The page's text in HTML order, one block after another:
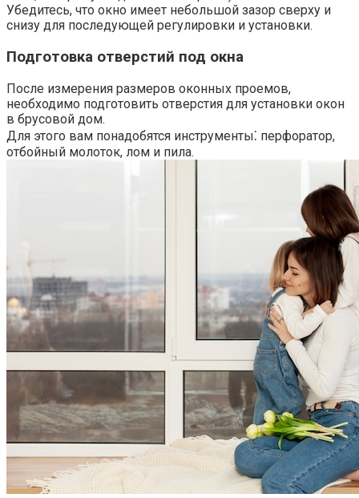
Убедитесь, что окно имеет небольшой зазор сверху и
снизу для последующей регулировки и установки.​
Подготовка отверстий под окна
После измерения размеров оконных проемов,
необходимо подготовить отверстия для установки окон
в брусовой дом.​
Для этого вам понадобятся инструменты⁚ перфоратор,
отбойный молоток, лом и пила.​